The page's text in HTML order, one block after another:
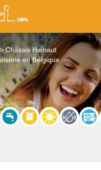
Châssis Hainaut
en Belgique